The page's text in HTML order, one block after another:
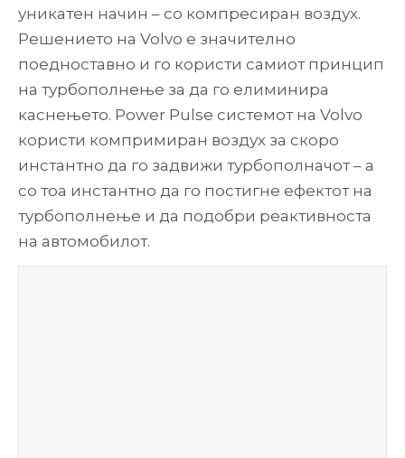
уникатен начин – со компресиран воздух.
Решението на Volvo е значително
поедноставно и го користи самиот принцип
на турбополнење за да го елиминира
каснењето. Power Pulse системот на Volvo
користи компримиран воздух за скоро
инстантно да го задвижи турбополначот – а
со тоа инстантно да го постигне ефектот на
турбополнење и да подобри реактивноста
на автомобилот.